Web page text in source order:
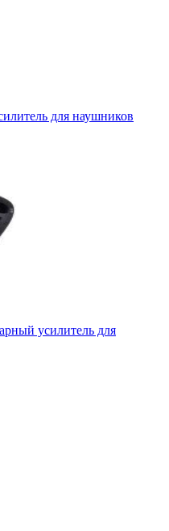
для наушников
усилитель для